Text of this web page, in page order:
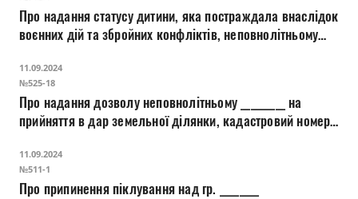
Про надання статусу дитини, яка постраждала внаслідок
воєнних дій та збройних конфліктів, неповнолітньому
11.09.2024
№525-18
Про надання дозволу неповнолітньому _________ на
прийняття в дар земельної ділянки, кадастровий номер
11.09.2024
№511-1
Про припинення піклування над гр. ________